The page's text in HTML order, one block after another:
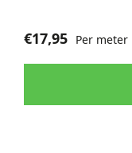
€17,95 Per meter